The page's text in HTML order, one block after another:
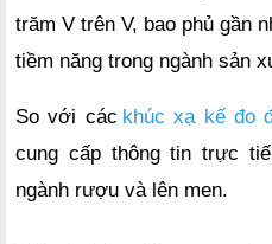
trăm V trên V, bao phủ gần
tiềm năng trong ngành sản
So với các khúc xạ kế đo
cung cấp thông tin trực
ngành rượu và lên men.